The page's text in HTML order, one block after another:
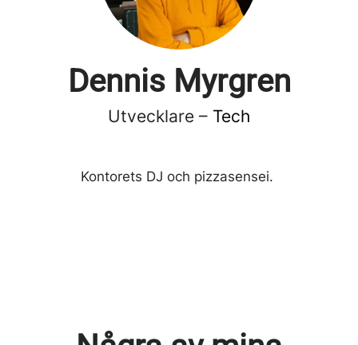
Dennis Myrgren
Utvecklare – Tech
Kontorets DJ och pizzasensei.